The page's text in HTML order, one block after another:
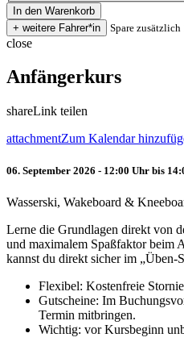
Spare
close
Anfängerkurs
shareLink teilen
attachmentZum Kalendar
06. September 2026 - 12:00 Uhr bis
Wasserski, Wakeboard &
Lerne die Grundlagen direkt von
und maximalem Spaßfaktor beim
kannst du direkt sicher im „Üben-
Flexibel: Kostenfreie
Gutscheine: Im
Termin mitbringen.
Wichtig: vor Kursbeginn